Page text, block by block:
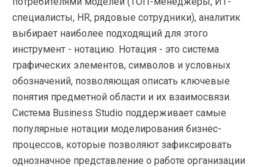
специалисты, HR, рядовые сотрудники), аналитик
выбирает наиболее подходящий для этого
инструмент - нотацию. Нотация - это система
графических элементов, символов и условных
обозначений, позволяющая описать ключевые
понятия предметной области и их взаимосвязи.
Система Business Studio поддерживает самые
популярные нотации моделирования бизнес-
процессов, которые позволяют зафиксировать
однозначное представление о работе организации